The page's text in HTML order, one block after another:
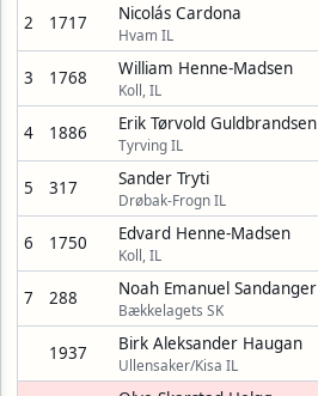
2 1717 Nicolás Cardona
Hvam IL
3 1768 William Henne-Madsen
Koll, IL
4 1886 Erik Tørvold Guldbrandsen
Tyrving IL
5 317 Sander Tryti
Drøbak-Frogn IL
6 1750 Edvard Henne-Madsen
Koll, IL
7 288 Noah Emanuel Sandanger
Bækkelagets SK
1937 Birk Aleksander Haugan
Ullensaker/Kisa IL